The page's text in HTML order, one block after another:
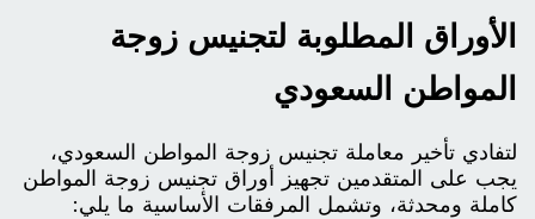
الأوراق المطلوبة لتجنيس زوجة
المواطن السعودي
لتفادي تأخير معاملة تجنيس زوجة المواطن السعودي،
يجب على المتقدمين تجهيز أوراق تجنيس زوجة المواطن
كاملة ومحدثة، وتشمل المرفقات الأساسية ما يلي: